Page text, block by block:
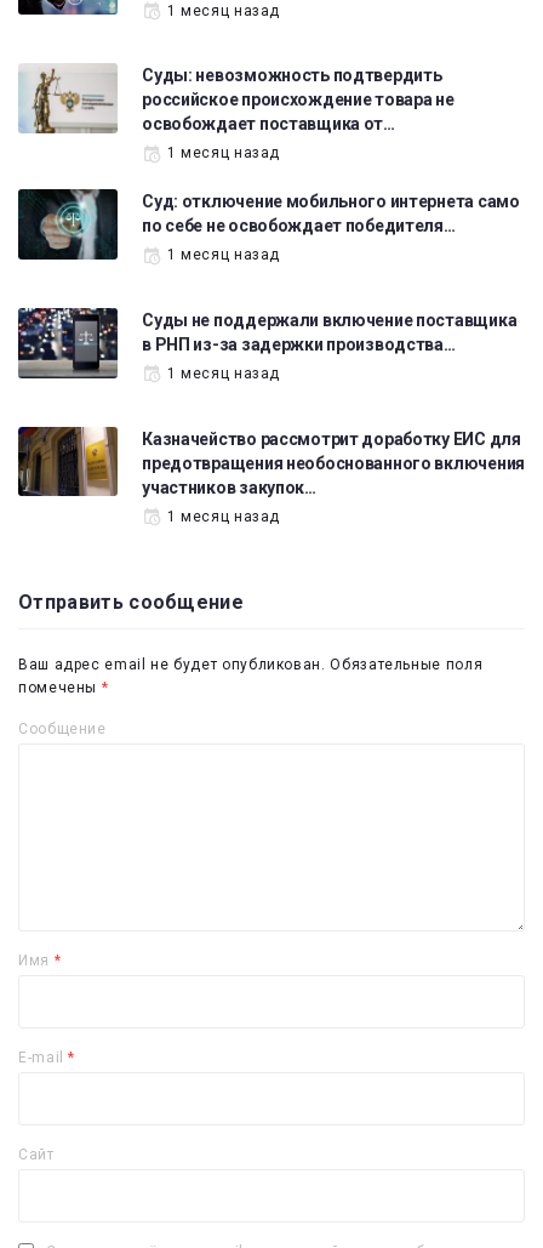
1 месяц назад
Суды: невозможность подтвердить
российское происхождение товара не
освобождает поставщика от…
1 месяц назад
Суд: отключение мобильного интернета само
по себе не освобождает победителя…
1 месяц назад
Суды не поддержали включение поставщика
в РНП из-за задержки производства…
1 месяц назад
Казначейство рассмотрит доработку ЕИС для
предотвращения необоснованного включения
участников закупок…
1 месяц назад
Отправить сообщение
Ваш адрес email не будет опубликован.
Обязательные поля
помечены *
Сообщение
Имя *
E-mail*
Сайт